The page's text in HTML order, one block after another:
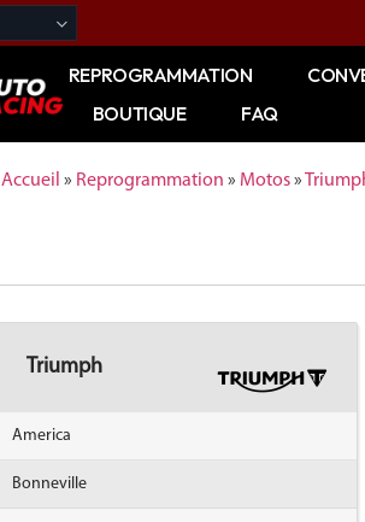
REPROGRAMMATION
BOUTIQUE
FAQ
Accueil » Reprogrammation » Motos»
Triumph
America
Bonneville